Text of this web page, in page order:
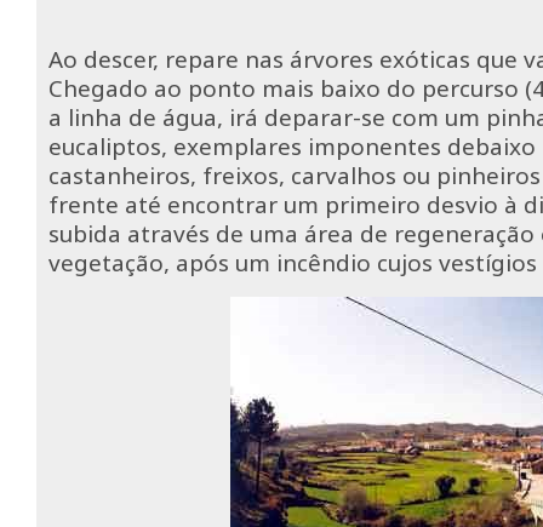
Ao descer, repare nas árvores exóticas que
Chegado ao ponto mais baixo do percurso
a linha de água, irá deparar-se com um
eucaliptos, exemplares imponentes debaixo
castanheiros, freixos, carvalhos ou
frente até encontrar um primeiro desvio à
subida através de uma área de
vegetação, após um incêndio cujos